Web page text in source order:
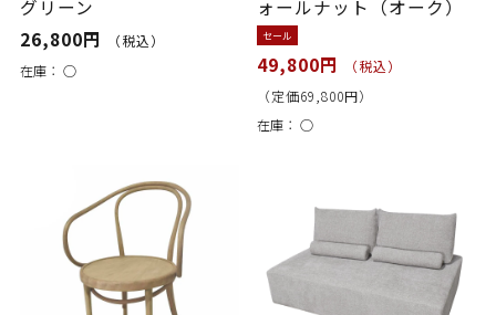
グリーン
26,800円
（税込）
在庫： ○
ォールナット（オーク）
セール
49,800円
（税込）
（定価69,800円）
在庫：○